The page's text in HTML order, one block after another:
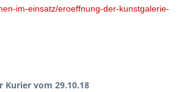
im-einsatz/eroeffnung-der-kunstgalerie-
Kurier vom 29.10.18